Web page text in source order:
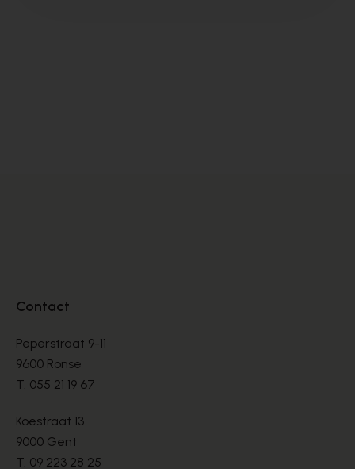
Contact
Peperstraat 9-11
9600 Ronse
T. 055 21 19 67
Koestraat 13
9000 Gent
T. 09 223 28 25